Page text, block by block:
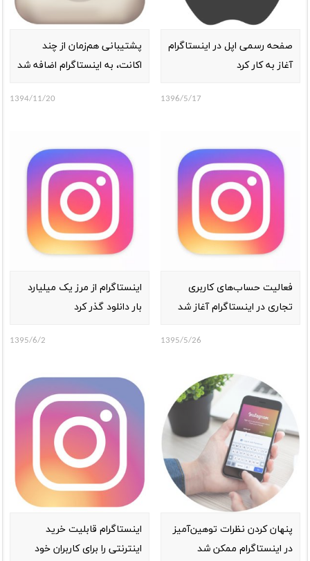
صفحه‌ رسمی اپل در اینستاگرام
آغاز به کار کرد
1396/5/17
پشتیبانی هم‌زمان از چند
اکانت، به اینستاگرام اضافه شد
1394/11/20
فعالیت حساب‌های کاربری
تجاری در اینستاگرام آغاز شد
1395/5/26
اینستاگرام از مرز یک میلیارد
بار دانلود گذر کرد
1395/6/2
پنهان‌ کردن نظرات توهین‌آمیز
در اینستاگرام ممکن شد
اینستاگرام قابلیت خرید
اینترنتی را برای کاربران خود